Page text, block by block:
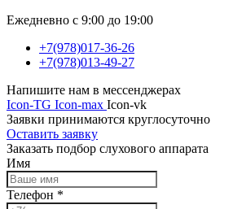
Ежедневно с 9:00 до 19:00
+7(978)017-36-26
+7(978)013-49-27
Напишите нам в мессенджерах
Icon-TG Icon-max Icon-vk
Заявки принимаются круглосуточно
Оставить заявку
Заказать подбор слухового аппарата
Имя
Телефон *